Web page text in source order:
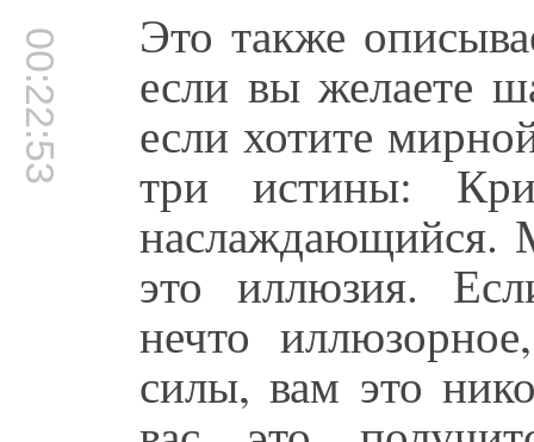
00:22:53 Это также
если вы желаете
если хотите
три истины:
наслаждающийся.
это иллюзия.
нечто
силы, вам это